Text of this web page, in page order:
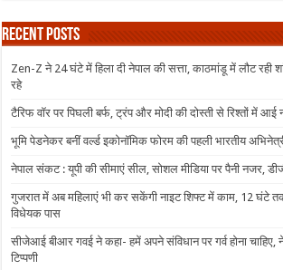
Recent Posts
Zen-Z ने 24 घंटे में हिला दी नेपाल की सत्ता, काठमांडू में लौट रही
रहे
टैरिफ वॉर पर पिघली बर्फ, ट्रंप और मोदी की दोस्ती से रिश्तों में आई
भूमि पेडनेकर बनीं वर्ल्ड इकोनॉमिक फोरम की पहली भारतीय
नेपाल संकट : यूपी की सीमाएं सील, सोशल मीडिया पर पैनी नजर,
गुजरात में अब महिलाएं भी कर सकेंगी नाइट शिफ्ट में काम, 12 घंटे
विधेयक पास
सीजेआई बीआर गवई ने कहा- हमें अपने संविधान पर गर्व होना चाहिए,
टिप्पणी